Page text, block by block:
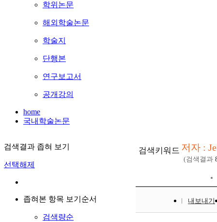
학위논문
해외학술논문
학술지
단행본
연구보고서
공개강의
home
국내학술논문
검색결과 좁혀 보기
선택해제
좁혀본 항목 보기순서
검색량순
검색키워드 저자 :
(검색결과
내보내기